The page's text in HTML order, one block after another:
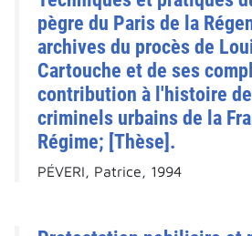
pègre du Paris de la
archives du procès de
Cartouche et de ses
contribution à l'histoire
criminels urbains de la
Régime; [Thèse].
PÉVERI, Patrice, 1994